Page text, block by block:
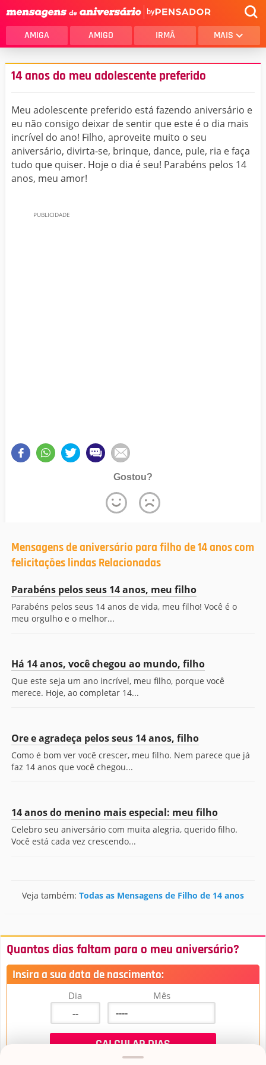
by
AMIGA AMIGO IRMÃ MAIS
14 anos do meu adolescente preferido
Meu adolescente preferido está fazendo aniversário e
eu não consigo deixar de sentir que este é o dia mais
incrível do ano! Filho, aproveite muito o seu
aniversário, divirta-se, brinque, dance, pule, ria e faça
tudo que quiser. Hoje o dia é seu! Parabéns pelos 14
anos, meu amor!
Gostou?
Mensagens de aniversário para filho de 14 anos com
felicitações lindas Relacionadas
Parabéns pelos seus 14 anos, meu filho
Parabéns pelos seus 14 anos de vida, meu filho! Você é o
meu orgulho e o melhor...
Há 14 anos, você chegou ao mundo, filho
Que este seja um ano incrível, meu filho, porque você
merece. Hoje, ao completar 14...
Ore e agradeça pelos seus 14 anos, filho
Como é bom ver você crescer, meu filho. Nem parece que já
faz 14 anos que você chegou...
14 anos do menino mais especial: meu filho
Celebro seu aniversário com muita alegria, querido filho.
Você está cada vez crescendo...
Veja também: Todas as Mensagens de Filho de 14 anos
Quantos dias faltam para o meu aniversário?
Insira a sua data de nascimento:
Dia Mês